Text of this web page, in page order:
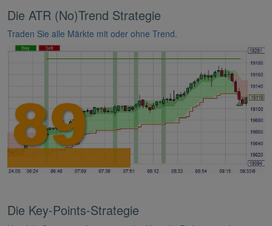
Die ATR (No)Trend Strategie
Traden Sie alle Märkte mit oder ohne Trend.
Die Key-Points-Strategie